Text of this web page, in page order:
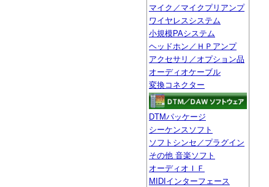
マイク／マイクプリアンプ
ワイヤレスシステム
小規模PAシステム
ヘッドホン／ＨＰアンプ
アクセサリ／オプション品
オーディオケーブル
変換コネクター
DTMパッケージ
シーケンスソフト
ソフトシンセ／プラグイン
その他 音楽ソフト
オーディオＩＦ
MIDIインターフェース